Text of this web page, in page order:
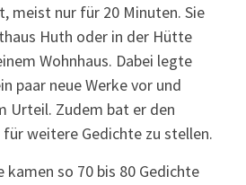
meist nur für 20 Minuten. Sie
Huth oder in der Hütte
Wohnhaus. Dabei legte
paar neue Werke vor und
Urteil. Zudem bat er den
weitere Gedichte zu stellen.
kamen so 70 bis 80 Gedichte